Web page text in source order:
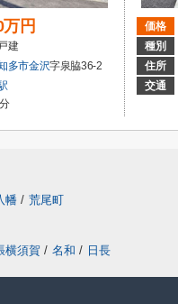
円
建
多市金沢字泉脇36-2
価格
種別
住所
交通
幡 / 荒尾町
横須賀 / 名和 / 日長